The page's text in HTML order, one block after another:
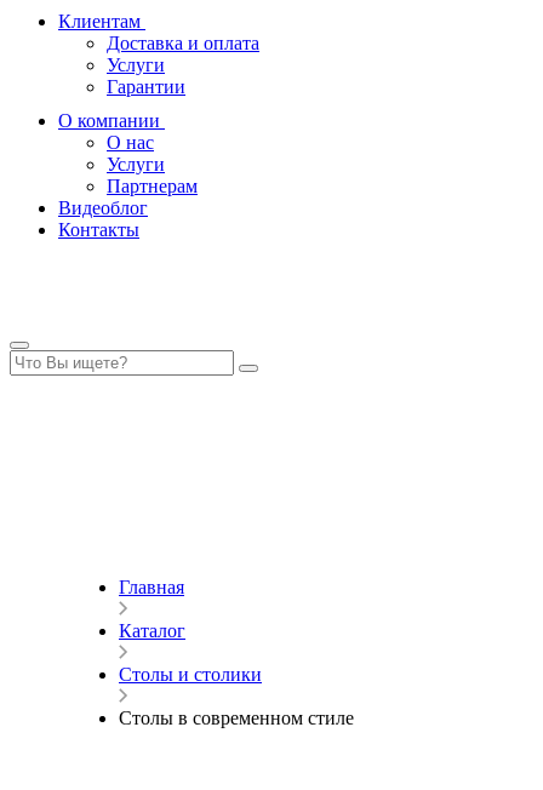
Клиентам
Доставка и оплата
Услуги
Гарантии
О компании
О нас
Услуги
Партнерам
Видеоблог
Контакты
Главная
Каталог
Столы и столики
Столы в современном стиле